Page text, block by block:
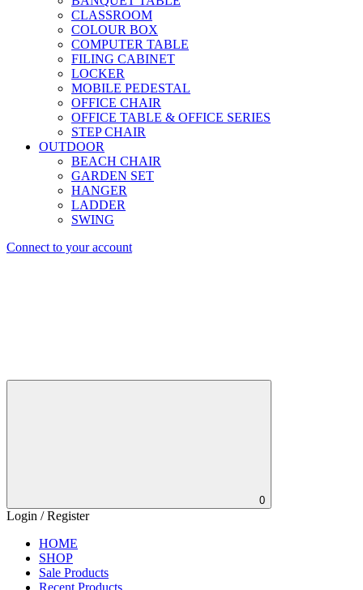
CLASSROOM
COLOUR BOX
COMPUTER TABLE
FILING CABINET
LOCKER
MOBILE PEDESTAL
OFFICE CHAIR
OFFICE TABLE & OFFICE SERIES
STEP CHAIR
OUTDOOR
BEACH CHAIR
GARDEN SET
HANGER
LADDER
SWING
Connect to your account
0
Login / Register
HOME
SHOP
Sale Products
Recent Products